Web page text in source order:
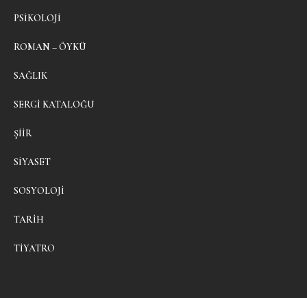
PSIKOLOJI
ROMAN – ÖYKÜ
SAĞLIK
SERGI KATALOĞU
ŞIIR
SIYASET
SOSYOLOJI
TARIH
TIYATRO